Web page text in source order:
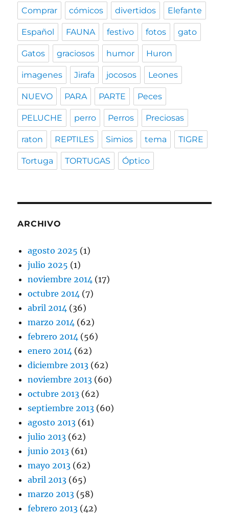
Comprar cómicos divertidos Elefante
Español FAUNA festivo fotos gato
Gatos graciosos humor Huron
imagenes Jirafa jocosos Leones
NUEVO PARA PARTE Peces
PELUCHE perro Perros Preciosas
raton REPTILES Simios tema TIGRE
Tortuga TORTUGAS Óptico
ARCHIVO
agosto 2025 (1)
julio 2025 (1)
noviembre 2014 (17)
octubre 2014 (7)
abril 2014 (36)
marzo 2014 (62)
febrero 2014 (56)
enero 2014 (62)
diciembre 2013 (62)
noviembre 2013 (60)
octubre 2013 (62)
septiembre 2013 (60)
agosto 2013 (61)
julio 2013 (62)
junio 2013 (61)
mayo 2013 (62)
abril 2013 (65)
marzo 2013 (58)
febrero 2013 (42)